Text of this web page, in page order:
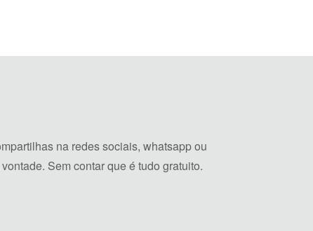
na redes sociais, whatsapp ou
Sem contar que é tudo gratuito.